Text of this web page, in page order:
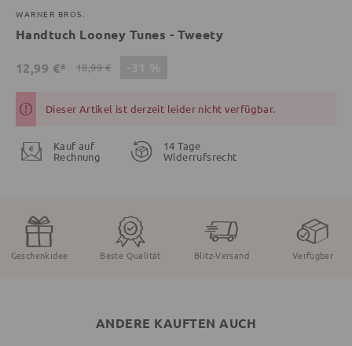
WARNER BROS.
Handtuch Looney Tunes - Tweety
12,99 €* 18,99 €
Dieser Artikel ist derzeit leider nicht verfügbar.
Kauf auf
Rechnung
14 Tage
Widerrufsrecht
Geschenkidee Beste Qualität Blitz-Versand Verfügbar
ANDERE KAUFTEN AUCH